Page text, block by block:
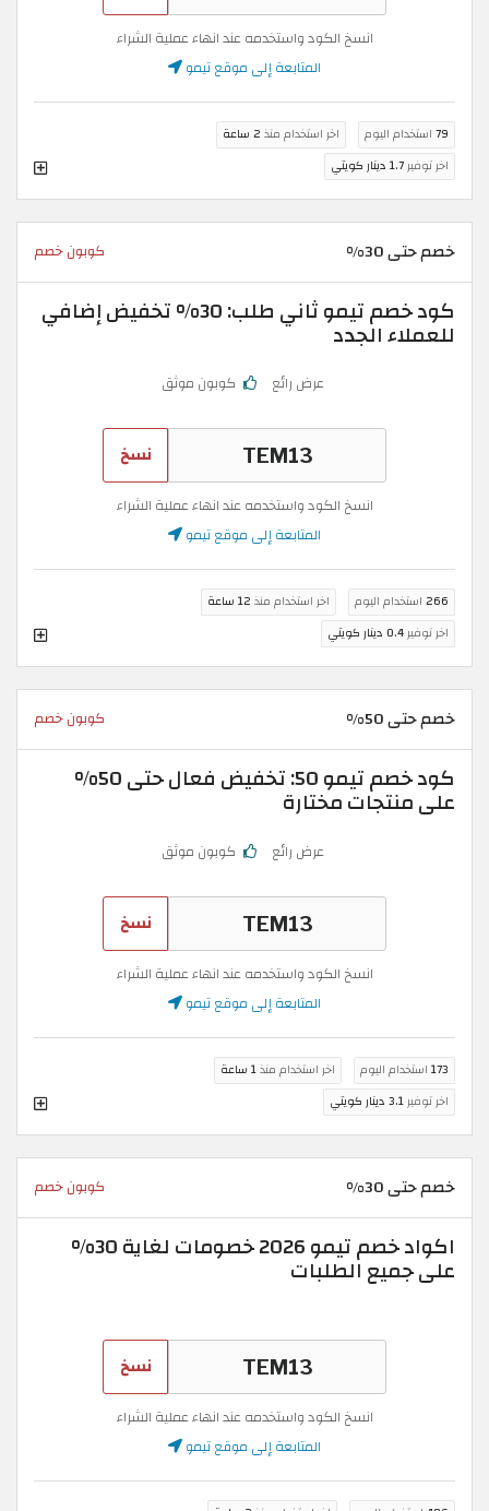
انسخ الكود واستخدمه عند انهاء عملية الشراء
المتابعة إلى موقع تيمو
79 استخدام اليوم اخر استخدام منذ 2 ساعة
اخر توفير1.7 دينار كويتي
خصم حتى 30% كوبون خصم
كود خصم تيمو ثاني طلب: 30% تخفيض إضافي
للعملاء الجدد
عرض رائع كوبون موثق
نسخ
انسخ الكود واستخدمه عند انهاء عملية الشراء
المتابعة إلى موقع تيمو
266 استخدام اليوم اخر استخدام منذ 12 ساعة
اخر توفير0.4 دينار كويتي
خصم حتى 50% كوبون خصم
كود خصم تيمو 50: تخفيض فعال حتى 50%
على منتجات مختارة
عرض رائع كوبون موثق
نسخ
انسخ الكود واستخدمه عند انهاء عملية الشراء
المتابعة إلى موقع تيمو
173 استخدام اليوم اخر استخدام منذ1 ساعة
اخر توفير3.1 دينار كويتي
خصم حتى 30% كوبون خصم
اكواد خصم تيمو 2026 خصومات لغاية 30%
على جميع الطلبات
نسخ
انسخ الكود واستخدمه عند انهاء عملية الشراء
المتابعة إلى موقع تيمو